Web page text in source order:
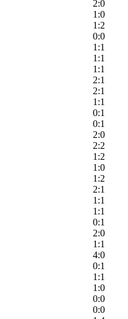
2:0
1:0
1:2
0:0
1:1
1:1
1:1
2:1
2:1
1:1
0:1
0:1
2:0
2:2
1:2
1:0
1:2
2:1
1:1
1:1
0:1
2:0
1:1
4:0
0:1
1:1
1:0
0:0
0:0